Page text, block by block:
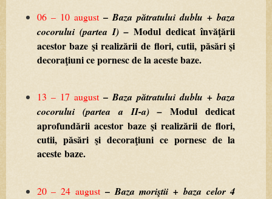
06– 10 august–Baza pătratului dublu + baza
cocorului (partea I)–Modul dedicat învăţării
acestor baze şi realizării de flori, cutii, păsări şi
decoraţiunicepornescdelaacestebaze.
13 – 17 august – Baza pătratului dublu + baza
cocorului
(partea a II-a) –Modul dedicat
aprofundării acestor baze şi realizării de flori,
cutii, păsări şi decoraţiuni ce pornesc de la
aceste baze.
20–24 august –Baza moriştii + baza celor 4